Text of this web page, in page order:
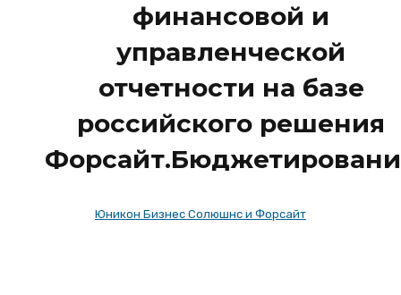
финансовой и
управленческой
отчетности на базе
российского решения
Юникон Бизнес Солюшнс и Форсайт